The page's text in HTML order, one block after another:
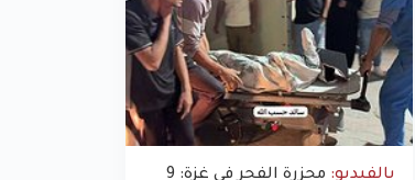
بالفيديو:
مجزرة الفجر في غزة: 9